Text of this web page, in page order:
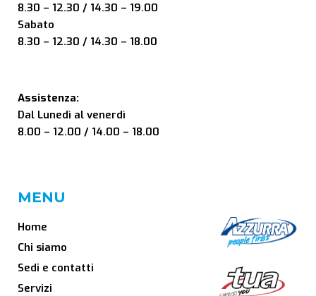
8.30 – 12.30 / 14.30 – 19.00
Sabato
8.30 – 12.30 / 14.30 – 18.00
Assistenza:
Dal Lunedì al venerdì
8.00 – 12.00 / 14.00 – 18.00
MENU
Home
Chi siamo
Sedi e contatti
Servizi